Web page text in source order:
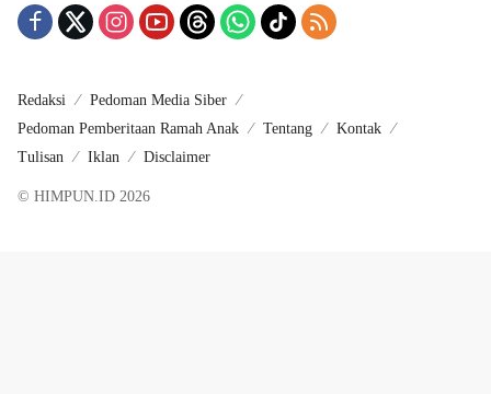
Redaksi
Pedoman Media Siber
Pedoman Pemberitaan Ramah Anak
Tentang
Kontak
Tulisan
Iklan Disclaimer
© HIMPUN.ID 2026